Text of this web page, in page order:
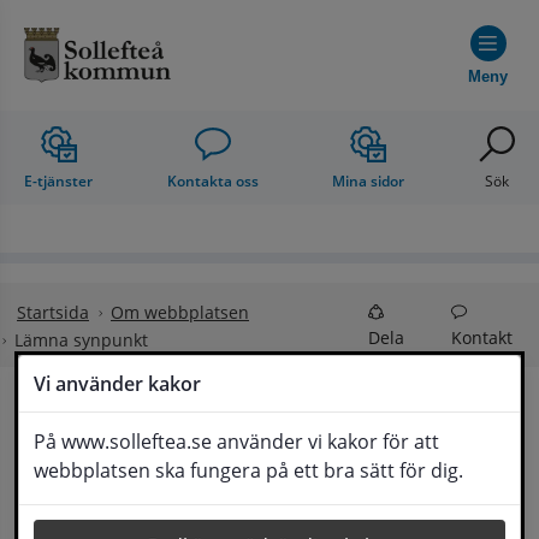
Vi använder kakor
På www.solleftea.se använder vi kakor för att
webbplatsen ska fungera på ett bra sätt för dig.
Meny
E-tjänster Kontakta oss Mina sidor Sök
Startsida
Om webbplatsen
Lämna synpunkt
Dela Kontakt
Lämna synpunkt
Här kan du lämna synpunkter, förslag och